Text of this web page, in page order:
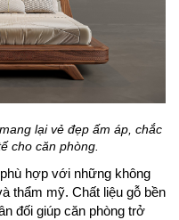
lại vẻ đẹp ấm áp, chắc
cho căn phòng.
hợp với những không
thẩm mỹ. Chất liệu gỗ bền
đối giúp căn phòng trở